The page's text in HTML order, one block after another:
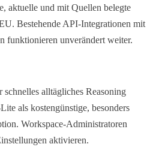
aktuelle und mit Quellen belegte
Bestehende API-Integrationen mit
funktionieren unverändert weiter.
alltägliches Reasoning
als kostengünstige, besonders
Workspace-Administratoren
aktivieren.